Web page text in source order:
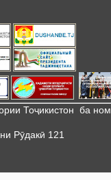
Тоҷикистон ба
Рӯдакӣ 121